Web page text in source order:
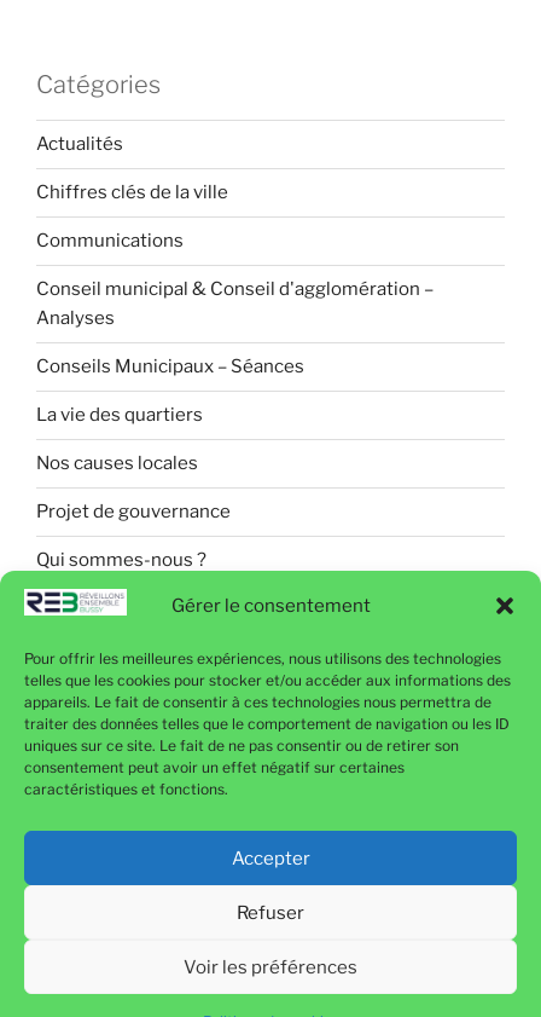
Gérer le consentement
Pour offrir les meilleures expériences, nous utilisons des technologies
telles que les cookies pour stocker et/ou accéder aux informations des
appareils. Le fait de consentir à ces technologies nous permettra de
traiter des données telles que le comportement de navigation ou les ID
uniques sur ce site. Le fait de ne pas consentir ou de retirer son
consentement peut avoir un effet négatif sur certaines
caractéristiques et fonctions.
Accepter
Refuser
Voir les préférences
Catégories
Actualités
Chiffres clés de la ville
Communications
Conseil municipal & Conseil d'agglomération –
Analyses
Conseils Municipaux – Séances
La vie des quartiers
Nos causes locales
Projet de gouvernance
Qui sommes-nous ?
Politique de confidentialité
Mentions légales
Politique de cookies (UE)